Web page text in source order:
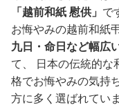
「越前和紙 慰供」 で
お悔やみの越前和紙
九日・命日など幅広
て、 日本の伝統的な
格でお悔やみの気持
方に多く選ばれてい